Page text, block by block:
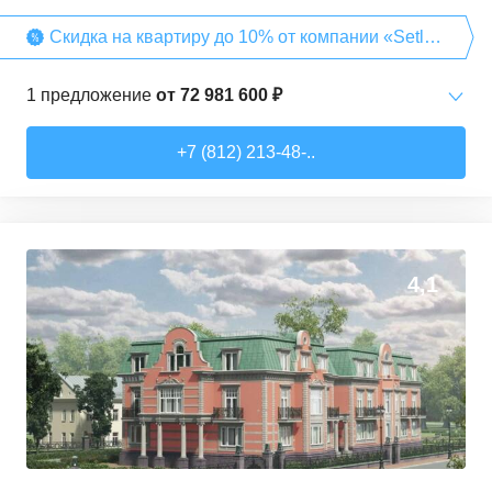
Скидка на квартиру до 10% от компании «Setl
Group»
1 предложение от 72 981 600 ₽
+7 (812) 213-48-..
4,1